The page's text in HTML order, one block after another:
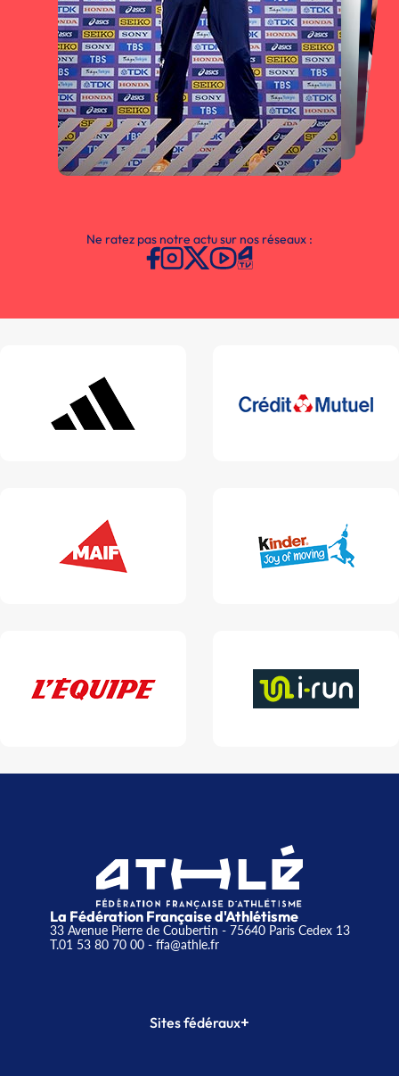
Ne ratez pas notre actu sur nos réseaux :
La Fédération Française d'Athlétisme
33 Avenue Pierre de Coubertin - 75640 Paris Cedex 13
T.01 53 80 70 00- ffa@athle.fr
Sites fédéraux+